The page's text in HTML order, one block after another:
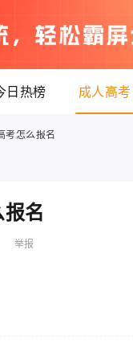
日热榜 成人高考
考怎么报名
名
举报